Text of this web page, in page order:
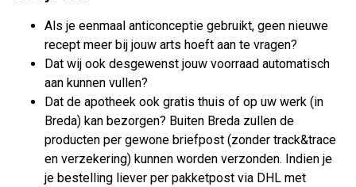
Als je eenmaal anticonceptie gebruikt, geen nieuwe
recept meer bij jouw arts hoeft aan te vragen?
Dat wij ook desgewenst jouw voorraad automatisch
aan kunnen vullen?
Dat de apotheek ook gratis thuis of op uw werk (in
Breda) kan bezorgen? Buiten Breda zullen de
producten per gewone briefpost (zonder track&trace
en verzekering) kunnen worden verzonden. Indien je
je bestelling liever per pakketpost via DHL met